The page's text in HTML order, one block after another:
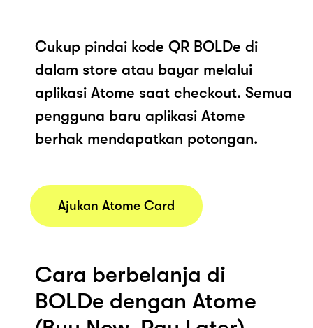
Cukup pindai kode QR BOLDe di
dalam store atau bayar melalui
aplikasi Atome saat checkout. Semua
pengguna baru aplikasi Atome
berhak mendapatkan potongan.
Ajukan Atome Card
Cara berbelanja di
BOLDe dengan Atome